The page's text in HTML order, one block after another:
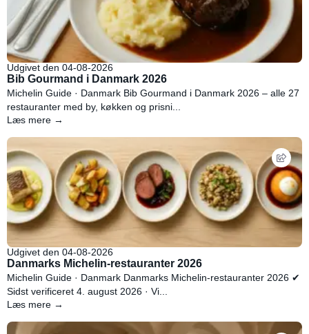
Udgivet den 04-08-2026
Bib Gourmand i Danmark 2026
Michelin Guide · Danmark Bib Gourmand i Danmark 2026 – alle 27
restauranter med by, køkken og prisni...
Læs mere →
Udgivet den 04-08-2026
Danmarks Michelin-restauranter 2026
Michelin Guide · Danmark Danmarks Michelin-restauranter 2026 ✔
Sidst verificeret 4. august 2026 · Vi...
Læs mere →